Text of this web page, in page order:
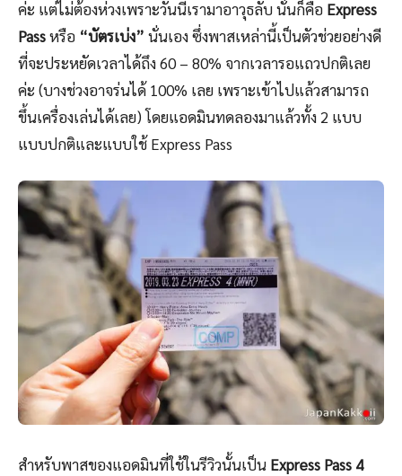
ค่ะ แต่ไม่ต้องห่วงเพราะวันนี้เรามาอาวุธลับ นั่นก็คือ Express
Passหรือ “บัตรเบ่ง” นั่นเอง ซึ่งพาสเหล่านี้เป็นตัวช่วยอย่างดี
ที่จะประหยัดเวลาได้ถึง 60 – 80% จากเวลารอแถวปกติเลย
ค่ะ (บางช่วงอาจร่นได้ 100% เลย เพราะเข้าไปแล้วสามารถ
ขึ้นเครื่องเล่นได้เลย) โดยแอดมินทดลองมาแล้วทั้ง 2 แบบ
แบบปกติและแบบใช้ Express Pass
สำหรับพาสของแอดมินที่ใช้ในรีวิวนั้นเป็น Express Pass 4